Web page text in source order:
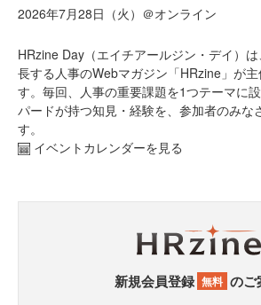
2026年7月28日（火）＠オンライン
HRzine Day（エイチアールジン・デイ）
長する人事のWebマガジン「HRzine」が
す。毎回、人事の重要課題を1つテーマに
パードが持つ知見・経験を、参加者のみな
す。
イベントカレンダーを見る
新規会員登録 無料 のご